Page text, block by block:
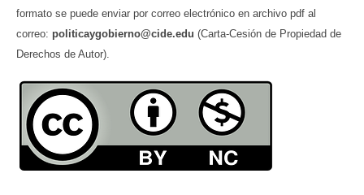
formato se puede enviar por correo electrónico en archivo pdf al
correo: politicaygobierno@cide.edu (Carta-Cesión de Propiedad de
Derechos de Autor).